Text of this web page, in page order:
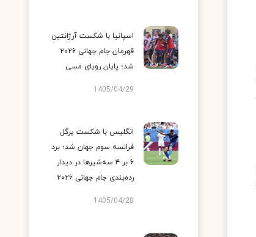
اسپانیا با شکست آرژانتین
قهرمان جام جهانی ۲۰۲۶
شد؛ پایان رویای مسی
1405/04/29
انگلیس با شکست پرگل
فرانسه سوم جهان شد؛ برد
۶ بر ۴ سه‌شیرها در دیدار
رده‌بندی جام جهانی ۲۰۲۶
1405/04/28